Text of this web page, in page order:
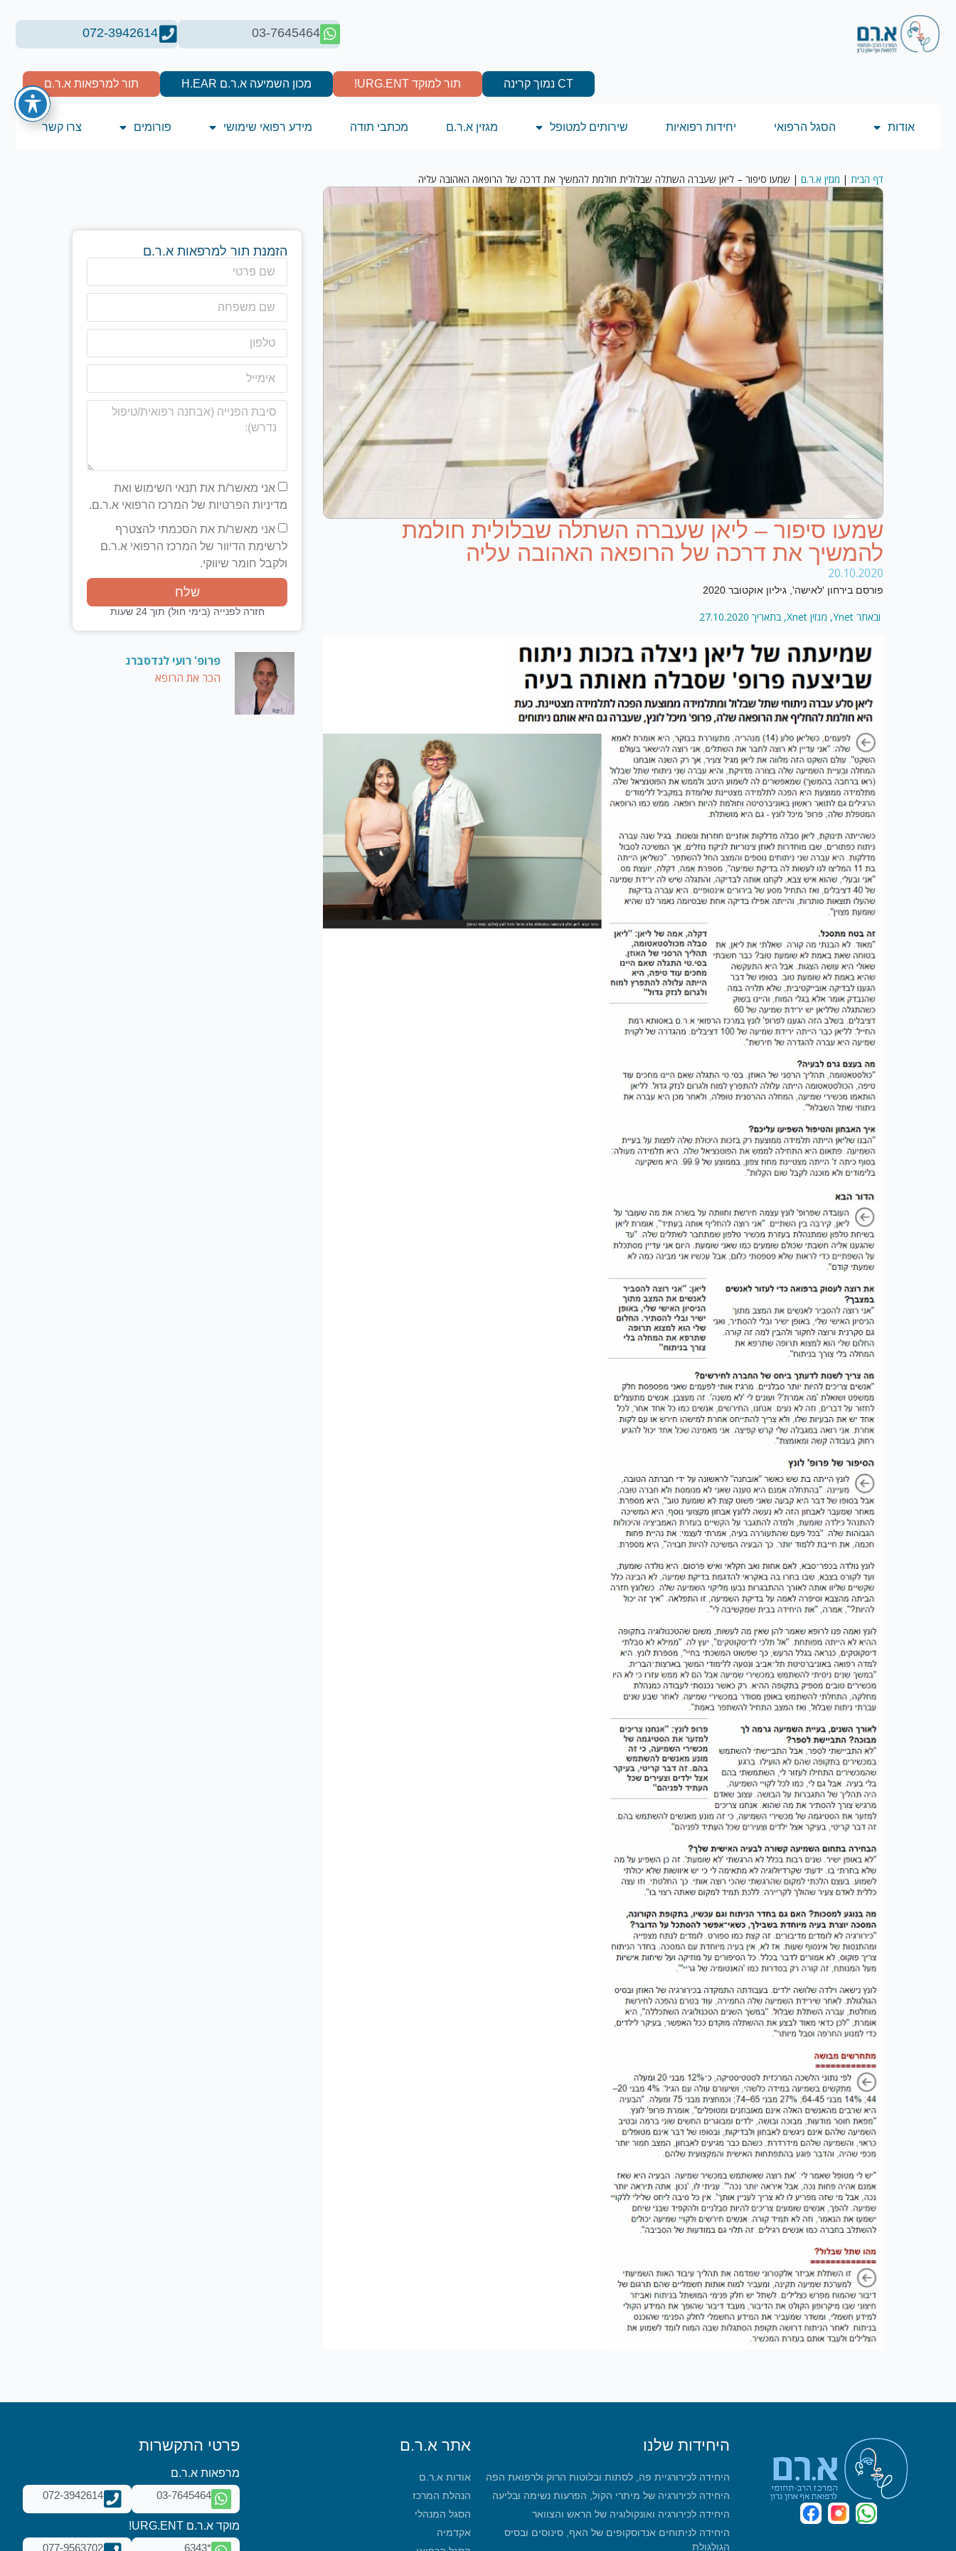
03-7645464
072-3942614
תור למרפאות א.ר.ם מכון השמיעה א.ר.ם H.EAR תור למוקד URG.ENT! CT נמוך קרינה
אודות הסגל הרפואי יחידות רפואיות שירותים למטופל מגזין א.ר.ם מכתבי תודה מידע רפואי שימושי פורומים צרו קשר
דף הבית | מגזין א.ר.ם | שמעו סיפור – ליאן שעברה השתלה שבלולית חולמת להמשיך את דרכה של הרופאה האהובה עליה
שמעו סיפור – ליאן שעברה השתלה שבלולית חולמת
להמשיך את דרכה של הרופאה האהובה עליה
20.10.2020
פורסם בירחון 'לאישה', גיליון אוקטובר 2020
ובאתר Ynet, מגזין Xnet, בתאריך 27.10.2020
הזמנת תור למרפאות א.ר.ם
אני מאשר/ת את תנאי השימוש ואת
מדיניות הפרטיות של המרכז הרפואי א.ר.ם.
אני מאשר/ת את הסכמתי להצטרף
לרשימת הדיוור של המרכז הרפואי א.ר.ם
ולקבל חומר שיווקי.
שלח
חזרה לפנייה (בימי חול) תוך 24 שעות
פרופ' רועי לנדסברג
הכר את הרופא
היחידות שלנו
היחידה לכירורגיית פה, לסתות ובלוטות הרוק ולרפואת הפה
היחידה לכירורגיה של מיתרי הקול, הפרעות נשימה ובליעה
היחידה לכירורגיה ואונקולוגיה של הראש והצוואר
היחידה לניתוחים אנדוסקופים של האף, סינוסים ובסיס
הגולגולת
אתר א.ר.ם
אודות א.ר.ם
הנהלת המרכז
הסגל המנהלי
אקדמיה
פרטי התקשרות
מרפאות א.ר.ם
03-7645464
072-3942614
מוקד א.ר.ם URG.ENT!
*6343
077-9563702